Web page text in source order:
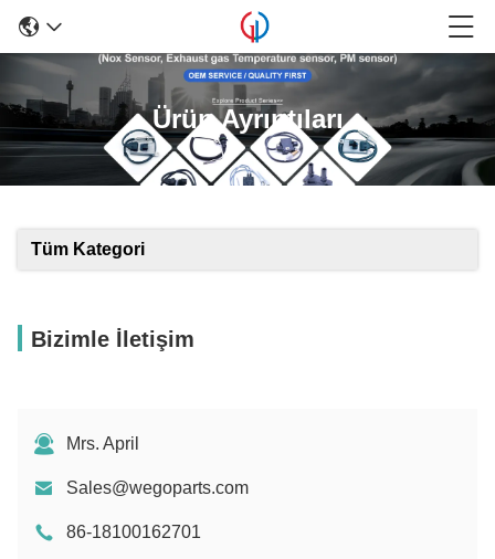
Ürün Ayrıntıları
Tüm Kategori
Bizimle İletişim
Mrs. April
Sales@wegoparts.com
86-18100162701